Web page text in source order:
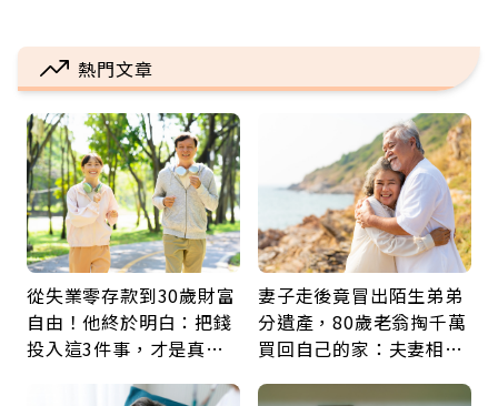
熱門文章
從失業零存款到30歲財富
自由！他終於明白：把錢
投入這3件事，才是真正
妻子走後竟冒出陌生弟弟
分遺產，80歲老翁掏千萬
買回自己的家：夫妻相守